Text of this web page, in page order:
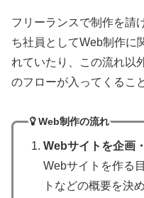
フリーランスで制作を請
ち社員としてWeb制作に
れていたり、この流れ以
のフローが入ってくるこ
Web制作の流れ
Webサイトを企画
Webサイトを作る
トなどの概要を決